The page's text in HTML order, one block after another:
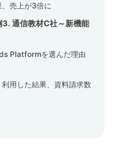
売上が3倍に
通信教材C社～新機能
Platformを選んだ理由
用した結果、資料請求数